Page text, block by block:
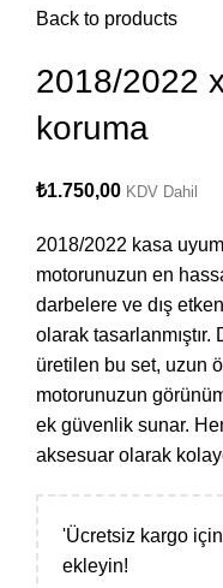
Back to products
2018/2022
koruma
₺1.750,00 KDV Dahil
2018/2022 kasa
motorunuzun en
darbelere ve dış
olarak tasarlanmıştır.
üretilen bu set, uzun
motorunuzun
ek güvenlik sunar.
aksesuar olarak
'Ücretsiz kargo
ekleyin!